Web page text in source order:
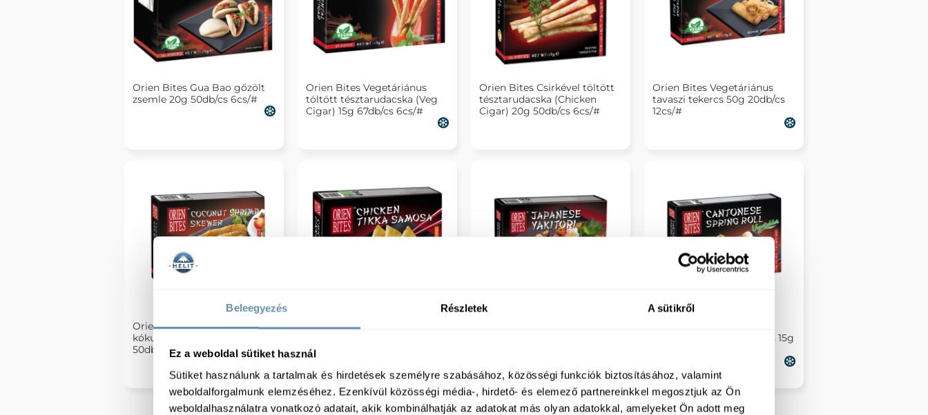
Beleegyezés Részletek A sütikről
Ez a weboldal sütiket használ
Sütiket használunk a tartalmak és hirdetések személyre szabásához, közösségi funkciók biztosításához, valamint
weboldalforgalmunk elemzéséhez. Ezenkívül közösségi média-, hirdető- és elemező partnereinkkel megosztjuk az Ön
weboldalhasználatra vonatkozó adatait, akik kombinálhatják az adatokat más olyan adatokkal, amelyeket Ön adott meg
Orien Bites Gua Bao gőzölt
zsemle 20g 50db/cs 6cs/#
Orien Bites Vegetáriánus
töltött tésztarudacska (Veg
Cigar) 15g 67db/cs 6cs/#
Orien Bites Csirkével töltött
tésztarudacska (Chicken
Cigar) 20g 50db/cs 6cs/#
Orien Bites Vegetáriánus
tavaszi tekercs 50g 20db/cs
12cs/#
Orien Bites Rákfarok
kókuszos panírban 20g
50db/cs 6cs/#
Orien Bites Csirkés Tikka
Zöldséges tavaszi tekercs 15g